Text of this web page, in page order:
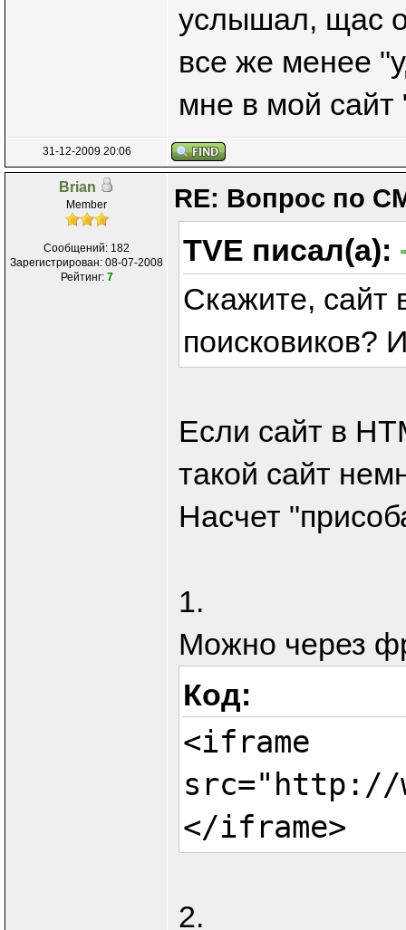
услышал, щас
все же менее
мне в мой
31-12-2009 20:06
Brian
Member
Сообщений: 182
Зарегистрирован: 08-07-2008
Рейтинг: 7
RE: Вопрос по
TVE писал(а):
Скажите, сайт
поисковиков?
Если сайт в
такой сайт
Насчет
1.
Можно через
Код:
<iframe
src="http://
</iframe>
2.